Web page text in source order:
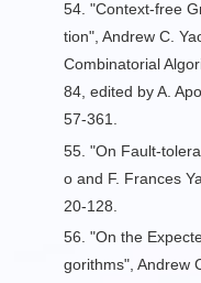
54. "Context-free
tion", Andrew C.
Combinatorial
84, edited by A.
57-361.
55. "On Fault-
o and F. Frances
20-128.
56. "On the
gorithms", Andrew